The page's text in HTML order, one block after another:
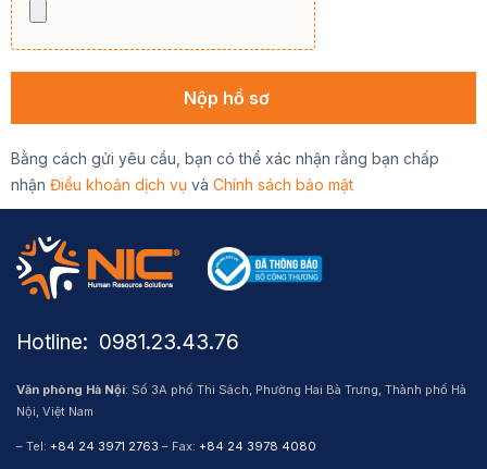
Bằng cách gửi yêu cầu, bạn có thể xác nhận rằng bạn chấp
nhận Điều khoản dịch vụ và Chính sách bảo mật
Hotline: ​ 0981.23.43.76
Văn phòng Hà Nội: Số 3A phố Thi Sách, Phường Hai Bà Trưng, Thành phố Hà
Nội, Việt Nam
– Tel: +84 24 3971 2763 – Fax: +84 24 3978 4080